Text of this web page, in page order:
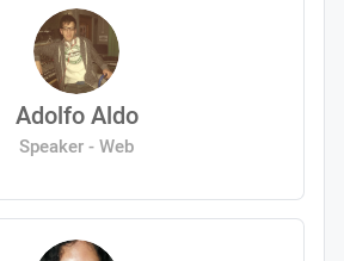
Adolfo Aldo
Speaker - Web